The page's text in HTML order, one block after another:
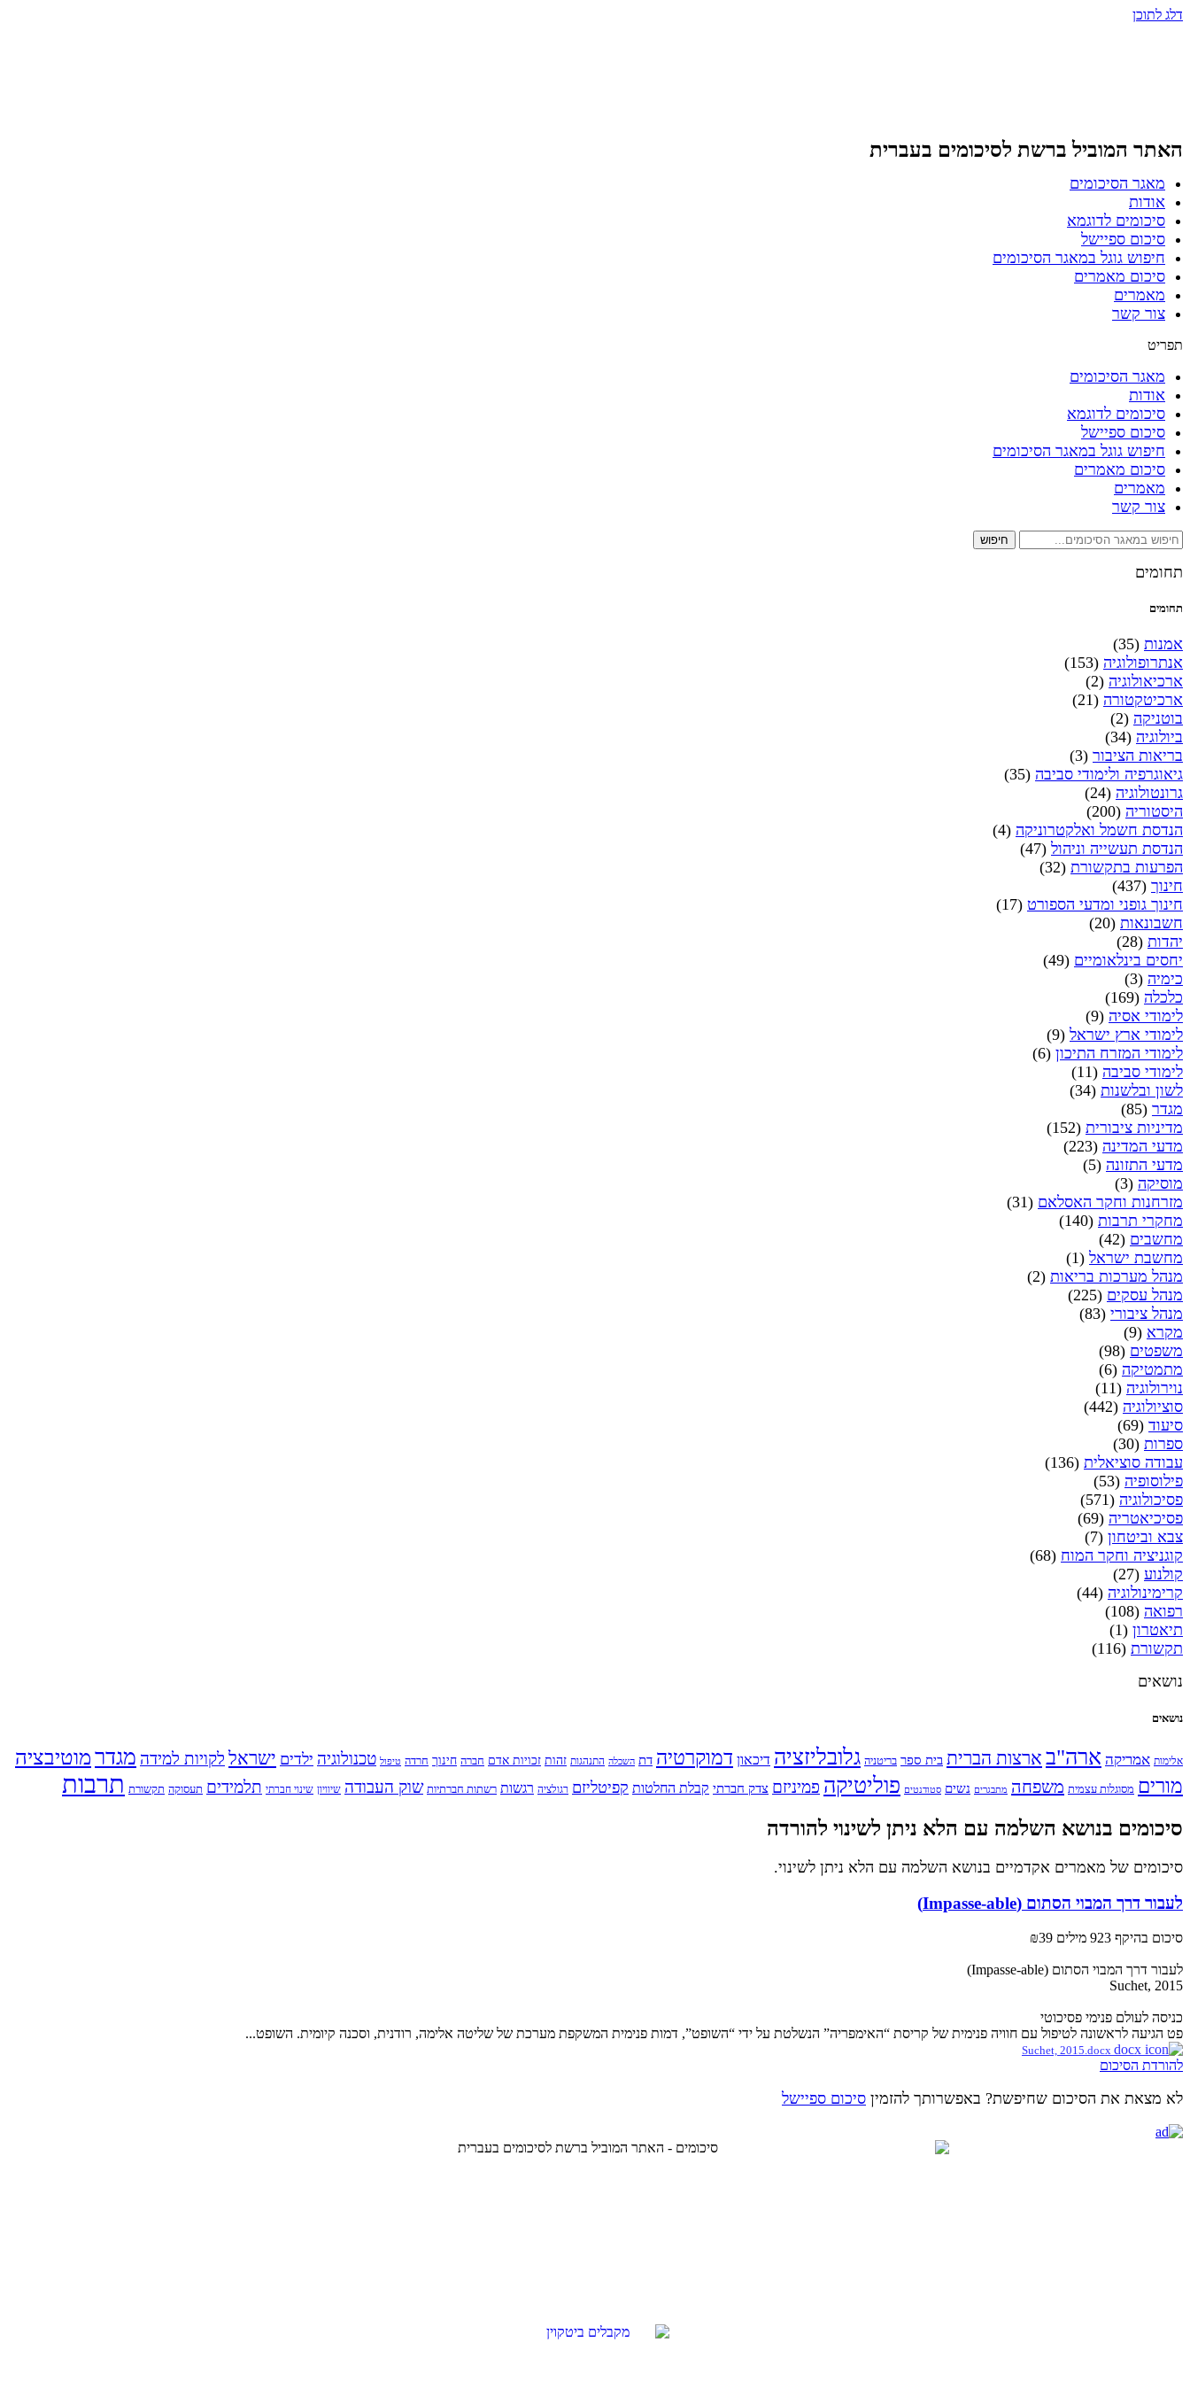
דלג לתוכן
האתר המוביל ברשת לסיכומים בעברית
מאגר הסיכומים
אודות
סיכומים לדוגמא
סיכום ספיישל
חיפוש גוגל במאגר הסיכומים
סיכום מאמרים
מאמרים
צור קשר
תפריט
מאגר הסיכומים
אודות
סיכומים לדוגמא
סיכום ספיישל
חיפוש גוגל במאגר הסיכומים
סיכום מאמרים
מאמרים
צור קשר
חיפוש
תחומים
תחומים
אמנות (35)
אנתרופולוגיה (153)
ארכיאולוגיה (2)
ארכיטקטורה (21)
בוטניקה (2)
ביולוגיה (34)
בריאות הציבור (3)
גיאוגרפיה ולימודי סביבה (35)
גרונטולוגיה (24)
היסטוריה (200)
הנדסת חשמל ואלקטרוניקה (4)
הנדסת תעשייה וניהול (47)
הפרעות בתקשורת (32)
חינוך (437)
חינוך גופני ומדעי הספורט (17)
חשבונאות (20)
יהדות (28)
יחסים בינלאומיים (49)
כימיה (3)
כלכלה (169)
לימודי אסיה (9)
לימודי ארץ ישראל (9)
לימודי המזרח התיכון (6)
לימודי סביבה (11)
לשון ובלשנות (34)
מגדר (85)
מדיניות ציבורית (152)
מדעי המדינה (223)
מדעי התזונה (5)
מוסיקה (3)
מזרחנות וחקר האסלאם (31)
מחקרי תרבות (140)
מחשבים (42)
מחשבת ישראל (1)
מנהל מערכות בריאות (2)
מנהל עסקים (225)
מנהל ציבורי (83)
מקרא (9)
משפטים (98)
מתמטיקה (6)
נוירולוגיה (11)
סוציולוגיה (442)
סיעוד (69)
ספרות (30)
עבודה סוציאלית (136)
פילוסופיה (53)
פסיכולוגיה (571)
פסיכיאטריה (69)
צבא וביטחון (7)
קוגניציה וחקר המוח (68)
קולנוע (27)
קרימינולוגיה (44)
רפואה (108)
תיאטרון (1)
תקשורת (116)
נושאים
נושאים
אלימות אמריקה ארה"ב ארצות הברית בית ספר בריטניה גלובליזציה דיכאון דמוקרטיה דת השכלה התנהגות זהות זכויות אדם חברה חינוך חרדה טיפול טכנולוגיה ילדים ישראל לקויות למידה מגדרמוטיבציה
מורים מסוגלות עצמית משפחה מתבגרים נשים סטודנטים פוליטיקה פמיניזם צדק חברתי קבלת החלטות קפיטליזם רגולציה רגשות רשתות חברתיות שוק העבודה שיוויון שינוי חברתי תלמידים תעסוקה תקשורת תרבות
סיכומים בנושא השלמה עם הלא ניתן לשינוי להורדה
סיכומים של מאמרים אקדמיים בנושא השלמה עם הלא ניתן לשינוי.
לעבור דרך המבוי הסתום (Impasse-able)
סיכום בהיקף 923 מילים ₪39
לעבור דרך המבוי הסתום (Impasse-able)
Suchet, 2015
כניסה לעולם פנימי פסיכוטי
פט הגיעה לראשונה לטיפול עם חוויה פנימית של קריסת “האימפריה” הנשלטת על ידי “השופט”, דמות פנימית המשקפת מערכת של שליטה אלימה, רודנית, וסכנה קיומית. השופט...
להורדת הסיכום
לא מצאת את הסיכום שחיפשת? באפשרותך להזמין סיכום ספיישל